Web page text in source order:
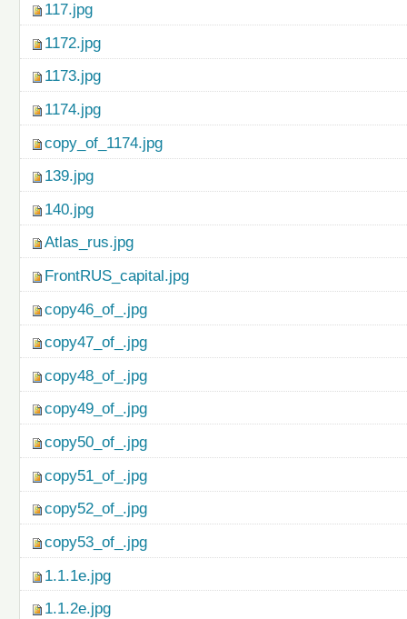
117.jpg
1172.jpg
1173.jpg
1174.jpg
copy_of_1174.jpg
139.jpg
140.jpg
Atlas_rus.jpg
FrontRUS_capital.jpg
copy46_of_.jpg
copy47_of_.jpg
copy48_of_.jpg
copy49_of_.jpg
copy50_of_.jpg
copy51_of_.jpg
copy52_of_.jpg
copy53_of_.jpg
1.1.1e.jpg
1.1.2e.jpg